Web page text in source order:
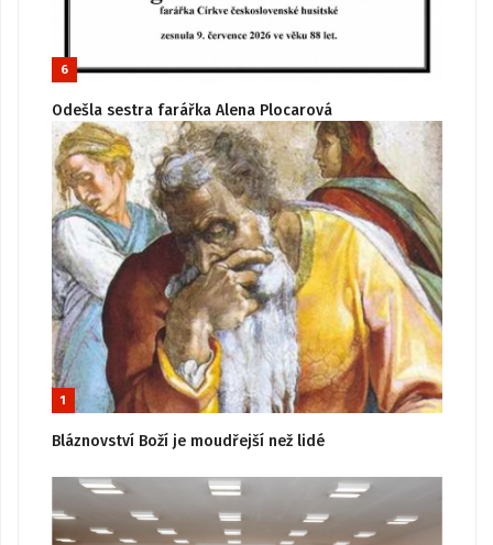
6
Odešla sestra farářka Alena Plocarová
1
Bláznovství Boží je moudřejší než lidé